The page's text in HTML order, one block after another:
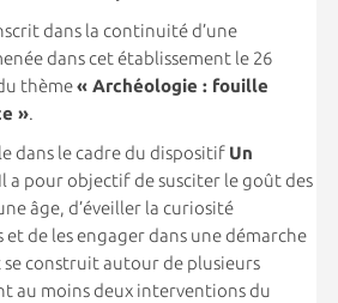
dans la continuité d’une
dans cet établissement le 26
thème« Archéologie : fouille
».
dans le cadre du dispositif Un
a pour objectif de susciter le goût des
âge, d’éveiller la curiosité
et de les engager dans une démarche
construit autour de plusieurs
au moins deux interventions du